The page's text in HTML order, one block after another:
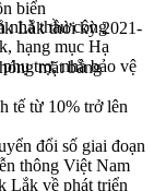
biển
Lắk thời kỳ 2021-
mặt bằng
tế từ 10% trở lên
đổi số giai đoạn
thông Việt Nam
Lắk về phát triển
nhà thầu công
hạng mục Hạ
trợ, nhà bảo vệ